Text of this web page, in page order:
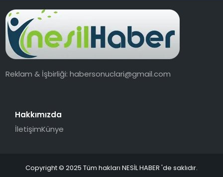
Reklam & İşbirliği:habersonuclari@gmail.com
Hakkımızda
İletişimKünye
Copyright © 2025 Tüm hakları NESİL HABER 'de saklıdır.